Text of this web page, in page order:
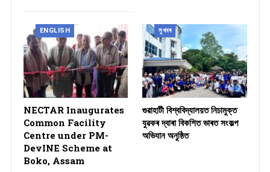
ENGLISH
NECTAR Inaugurates
Common Facility
Centre under PM-
DevINE Scheme at
Boko, Assam
সুখবৰ
গুৱাহাটী বিশ্ববিদ্যালয়ত নিচামুক্ত
যুৱকৰ দ্বাৰা বিকশিত ভাৰত সংকল্প
অভিযান অনুষ্ঠিত